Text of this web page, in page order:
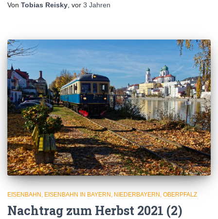
Von Tobias Reisky , vor 3 Jahren
EISENBAHN EISENBAHN IN BAYERN NIEDERBAYERN OBERPFALZ
Nachtrag zum Herbst 2021 (2)